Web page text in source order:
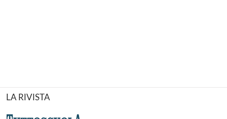
LA RIVISTA